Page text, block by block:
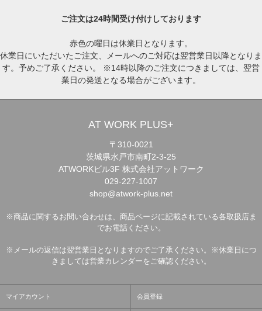
ご注文は24時間受け付けしております
赤色の曜日は休業日となります。
休業日にいただいたご注文、メールへのご対応は翌営業日以降となりま
す。予めご了承ください。 ※14時以降のご注文につきましては、翌営
業日の発送となる場合がございます。
AT WORK PLUS+
〒310-0021
茨城県水戸市南町2-3-25
ATWORKビル3F 株式会社アットワーク
029-227-1007
shop@atwork-plus.net
※商品に関するお問い合わせは、商品ページに記載されている各取扱店ま
でお電話ください。
※メールの返信は翌営業日となりますのでご了承ください。※休業日につ
きましては営業カレンダーをご確認ください。
マイアカウント 会員登録